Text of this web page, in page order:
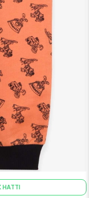
HATTI